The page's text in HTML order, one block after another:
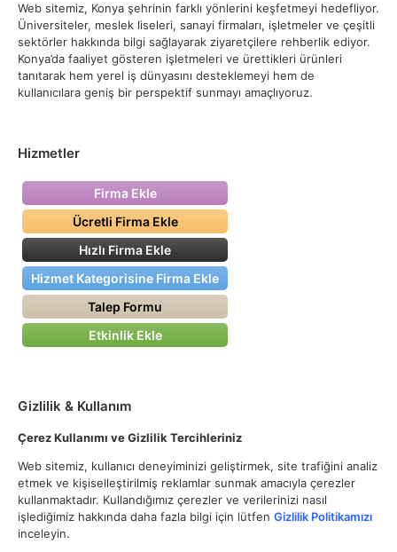
Web sitemiz, Konya şehrinin farklı yönlerini keşfetmeyi hedefliyor.
Üniversiteler, meslek liseleri, sanayi firmaları, işletmeler ve çeşitli
sektörler hakkında bilgi sağlayarak ziyaretçilere rehberlik ediyor.
Konya’da faaliyet gösteren işletmeleri ve ürettikleri ürünleri
tanıtarak hem yerel iş dünyasını desteklemeyi hem de
kullanıcılara geniş bir perspektif sunmayı amaçlıyoruz.
Hizmetler
Firma Ekle
Ücretli Firma Ekle
Hızlı Firma Ekle
Hizmet Kategorisine Firma Ekle
Talep Formu
Etkinlik Ekle
Gizlilik & Kullanım
Çerez Kullanımı ve Gizlilik Tercihleriniz
Web sitemiz, kullanıcı deneyiminizi geliştirmek, site trafiğini analiz
etmek ve kişiselleştirilmiş reklamlar sunmak amacıyla çerezler
kullanmaktadır. Kullandığımız çerezler ve verilerinizi nasıl
işlediğimiz hakkında daha fazla bilgi için lütfen Gizlilik Politikamızı
inceleyin.